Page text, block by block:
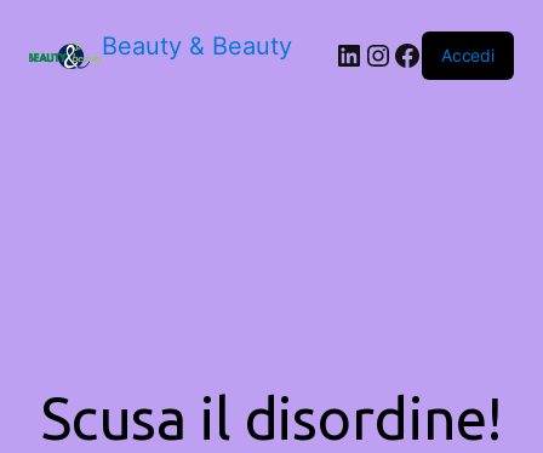
Beauty & Beauty LinkedIn
Instagram
Facebook
Accedi
Scusa il disordine!